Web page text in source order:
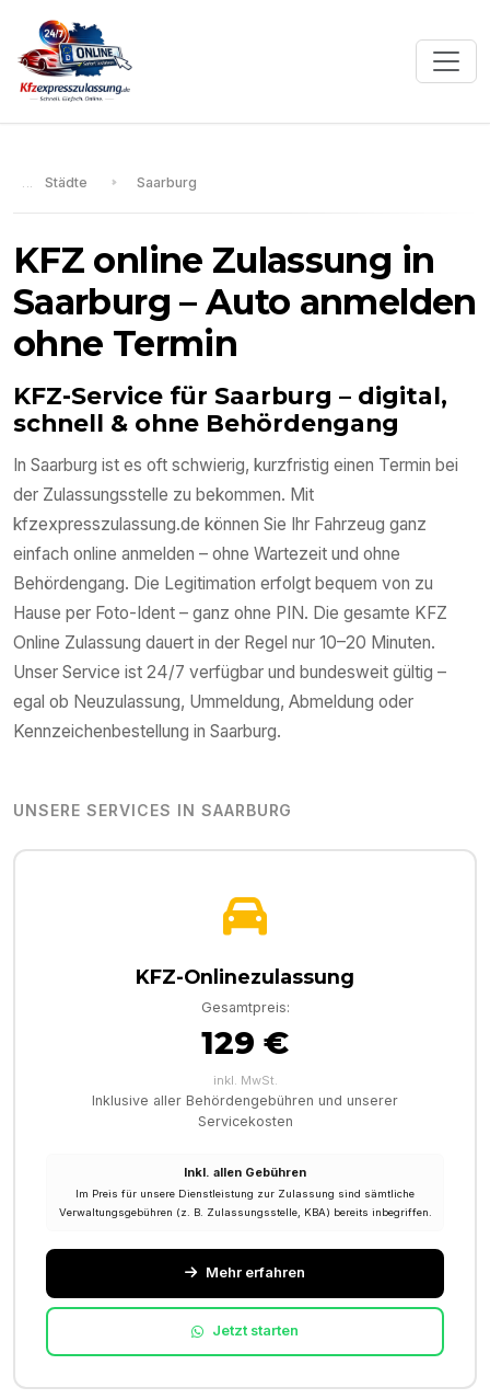
Städte Saarburg
KFZ online Zulassung in
Saarburg – Auto anmelden
ohne Termin
KFZ-Service für Saarburg – digital,
schnell & ohne Behördengang
In Saarburg ist es oft schwierig, kurzfristig einen Termin bei
der Zulassungsstelle zu bekommen. Mit
kfzexpresszulassung.de können Sie Ihr Fahrzeug ganz
einfach online anmelden – ohne Wartezeit und ohne
Behördengang. Die Legitimation erfolgt bequem von zu
Hause per Foto-Ident – ganz ohne PIN. Die gesamte KFZ
Online Zulassung dauert in der Regel nur 10–20 Minuten.
Unser Service ist 24/7 verfügbar und bundesweit gültig –
egal ob Neuzulassung, Ummeldung, Abmeldung oder
Kennzeichenbestellung in Saarburg.
UNSERE SERVICES IN SAARBURG
KFZ-Onlinezulassung
Gesamtpreis:
129 €
inkl. MwSt.
Inklusive aller Behördengebühren und unserer
Servicekosten
Inkl. allen Gebühren
Im Preis für unsere Dienstleistung zur Zulassung sind sämtliche
Verwaltungsgebühren (z. B. Zulassungsstelle, KBA) bereits inbegriffen.
Mehr erfahren
Jetzt starten